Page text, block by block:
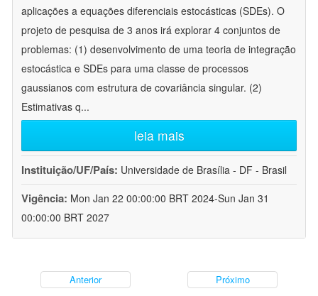
aplicações a equações diferenciais estocásticas (SDEs). O
projeto de pesquisa de 3 anos irá explorar 4 conjuntos de
problemas: (1) desenvolvimento de uma teoria de integração
estocástica e SDEs para uma classe de processos
gaussianos com estrutura de covariância singular. (2)
Estimativas q...
leia mais
Instituição/UF/País: Universidade de Brasília - DF - Brasil
Vigência: Mon Jan 22 00:00:00 BRT 2024-Sun Jan 31
00:00:00 BRT 2027
Anterior Próximo